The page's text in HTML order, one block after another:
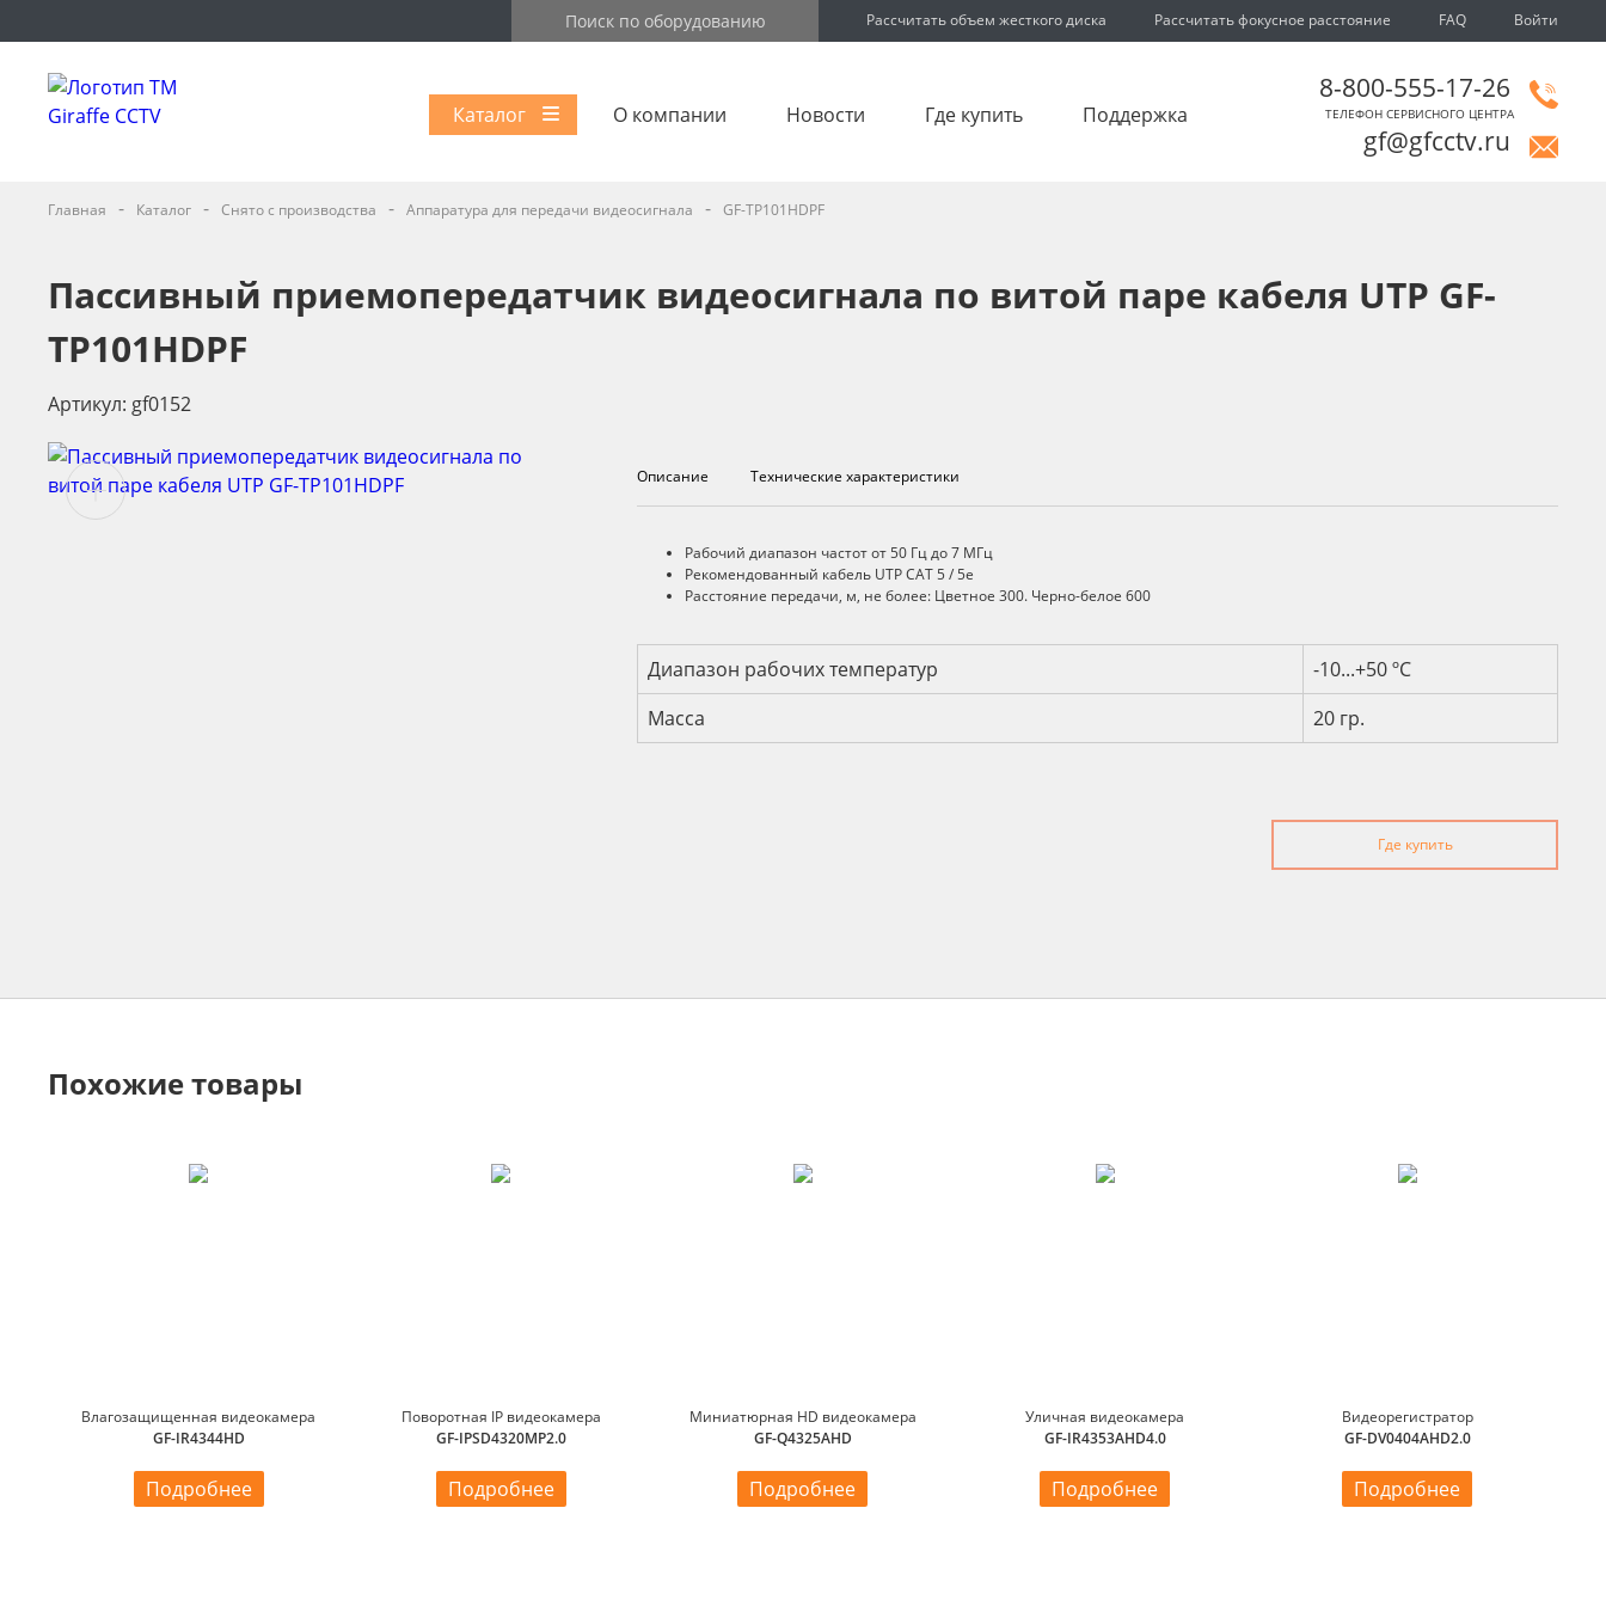
Рассчитать объем жесткого диска Рассчитать фокусное расстояние FAQ Войти
Каталог О компании Новости Где купить Поддержка
8-800-555-17-26
ТЕЛЕФОН СЕРВИСНОГО ЦЕНТРА
gf@gfcctv.ru
Главная - Каталог - Снято с производства - Аппаратура для передачи видеосигнала - GF-TP101HDPF
Пассивный приемопередатчик видеосигнала по витой паре кабеля UTP GF-
TP101HDPF
Артикул: gf0152
Описание Технические характеристики
Описание
Рабочий диапазон частот от 50 Гц до 7 МГц
Рекомендованный кабель UTP CAT 5 / 5e
Расстояние передачи, м, не более: Цветное 300. Черно-белое 600
Технические характеристики
Диапазон рабочих температур
-10...+50 ºС
Масса
20 гр.
Где купить
Похожие товары
Влагозащищенная видеокамера
GF-IR4344HD
Подробнее
Поворотная IP видеокамера
GF-IPSD4320MP2.0
Подробнее
Миниатюрная HD видеокамера
GF-Q4325AHD
Подробнее
Уличная видеокамера
GF-IR4353AHD4.0
Подробнее
Видеорегистратор
GF-DV0404AHD2.0
Подробнее